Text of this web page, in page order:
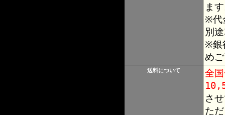
ま
※代
別
※銀
め
送料について
全
さ
た